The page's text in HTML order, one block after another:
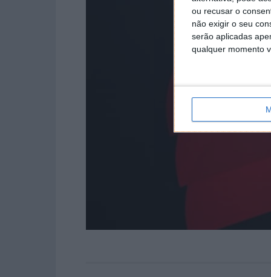
ou recusar o
não exigir o seu
serão aplicadas
qualquer momento